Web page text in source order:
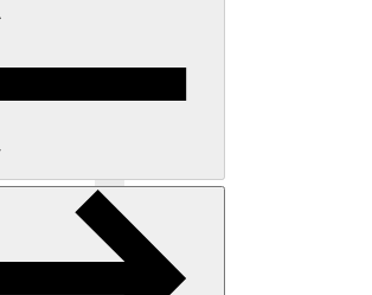
Précédent